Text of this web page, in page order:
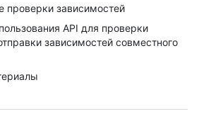
проверки зависимостей
API для проверки
зависимостей совместного